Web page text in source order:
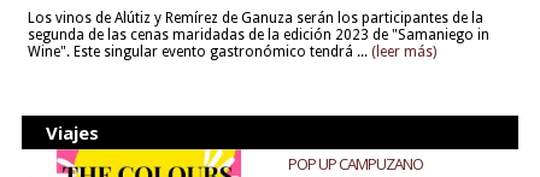
Los vinos de Alútiz y Remírez de Ganuza serán los participantes de la
segunda de las cenas maridadas de la edición 2023 de "Samaniego in
Wine". Este singular evento gastronómico tendrá ... (leer más)
Viajes
POP UP CAMPUZANO